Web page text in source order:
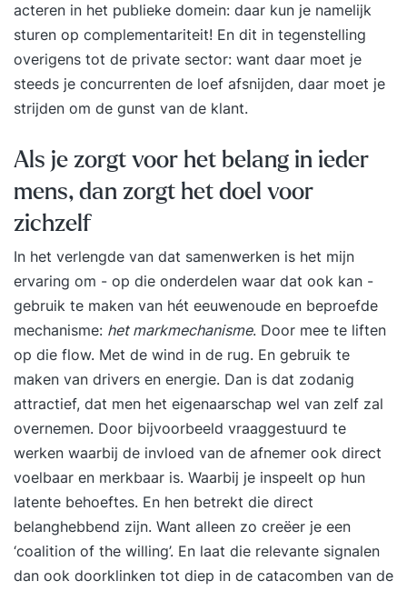
acteren in het publieke domein: daar kun je namelijk
sturen op complementariteit! En dit in tegenstelling
overigens tot de private sector: want daar moet je
steeds je concurrenten de loef afsnijden, daar moet je
strijden om de gunst van de klant.
Als je zorgt voor het belang in ieder
mens, dan zorgt het doel voor
zichzelf
In het verlengde van dat samenwerken is het mijn
ervaring om - op die onderdelen waar dat ook kan -
gebruik te maken van hét eeuwenoude en beproefde
mechanisme: het markmechanisme. Door mee te liften
op die flow. Met de wind in de rug. En gebruik te
maken van drivers en energie. Dan is dat zodanig
attractief, dat men het eigenaarschap wel van zelf zal
overnemen. Door bijvoorbeeld vraaggestuurd te
werken waarbij de invloed van de afnemer ook direct
voelbaar en merkbaar is. Waarbij je inspeelt op hun
latente behoeftes. En hen betrekt die direct
belanghebbend zijn. Want alleen zo creëer je een
‘coalition of the willing’. En laat die relevante signalen
dan ook doorklinken tot diep in de catacomben van de